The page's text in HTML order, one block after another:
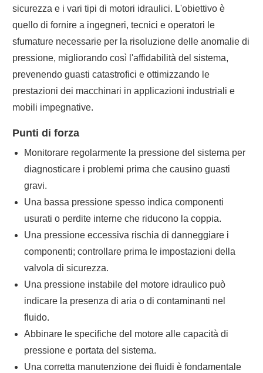
sicurezza e i vari tipi di motori idraulici. L'obiettivo è
quello di fornire a ingegneri, tecnici e operatori le
sfumature necessarie per la risoluzione delle anomalie di
pressione, migliorando così l'affidabilità del sistema,
prevenendo guasti catastrofici e ottimizzando le
prestazioni dei macchinari in applicazioni industriali e
mobili impegnative.
Punti di forza
Monitorare regolarmente la pressione del sistema per
diagnosticare i problemi prima che causino guasti
gravi.
Una bassa pressione spesso indica componenti
usurati o perdite interne che riducono la coppia.
Una pressione eccessiva rischia di danneggiare i
componenti; controllare prima le impostazioni della
valvola di sicurezza.
Una pressione instabile del motore idraulico può
indicare la presenza di aria o di contaminanti nel
fluido.
Abbinare le specifiche del motore alle capacità di
pressione e portata del sistema.
Una corretta manutenzione dei fluidi è fondamentale